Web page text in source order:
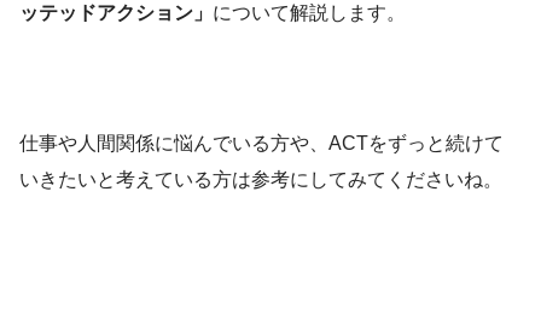
ッテッドアクション」 について解説します。
仕事や人間関係に悩んでいる方や、ACTをずっと続けて
いきたいと考えている方は参考にしてみてくださいね。